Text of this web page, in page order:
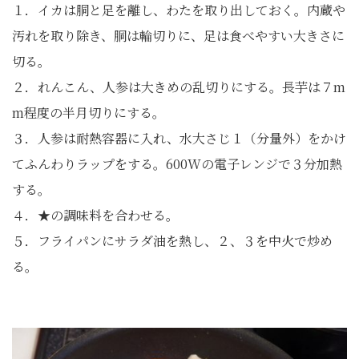
１．イカは胴と足を離し、わたを取り出しておく。内蔵や
汚れを取り除き、胴は輪切りに、足は食べやすい大きさに
切る。
２．れんこん、人参は大きめの乱切りにする。長芋は７m
m程度の半月切りにする。
３．人参は耐熱容器に入れ、水大さじ１（分量外）をかけ
てふんわりラップをする。600Wの電子レンジで３分加熱
する。
４．★の調味料を合わせる。
５．フライパンにサラダ油を熱し、２、３を中火で炒め
る。